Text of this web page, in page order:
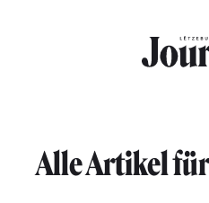
Alle Artikel